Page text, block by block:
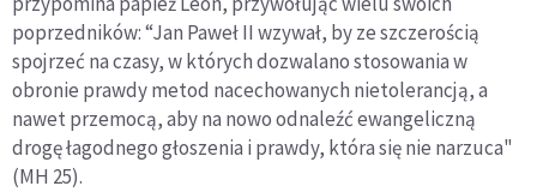
poprzedników: “Jan Paweł II wzywał, by ze szczerością
spojrzeć na czasy, w których dozwalano stosowania w
obronie prawdy metod nacechowanych nietolerancją, a
nawet przemocą, aby na nowo odnaleźć ewangeliczną
drogę łagodnego głoszenia i prawdy, która się nie narzuca"
(MH 25).